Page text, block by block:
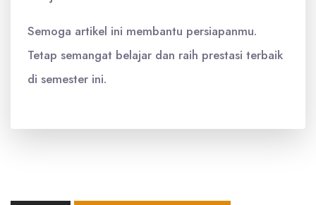
Semoga artikel ini membantu persiapanmu.
Tetap semangat belajar dan raih prestasi terbaik
di semester ini.